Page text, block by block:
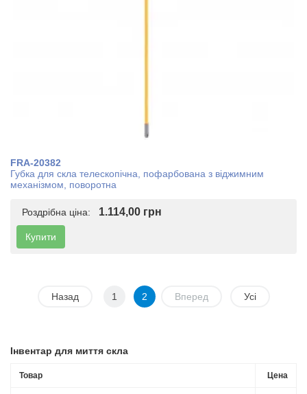
FRA-20382
Губка для скла телескопічна, пофарбована з віджимним
механізмом, поворотна
Роздрібна ціна: 1.114,00 грн
Купити
Назад 1 2 Вперед Усі
Інвентар для миття скла
Товар Цена